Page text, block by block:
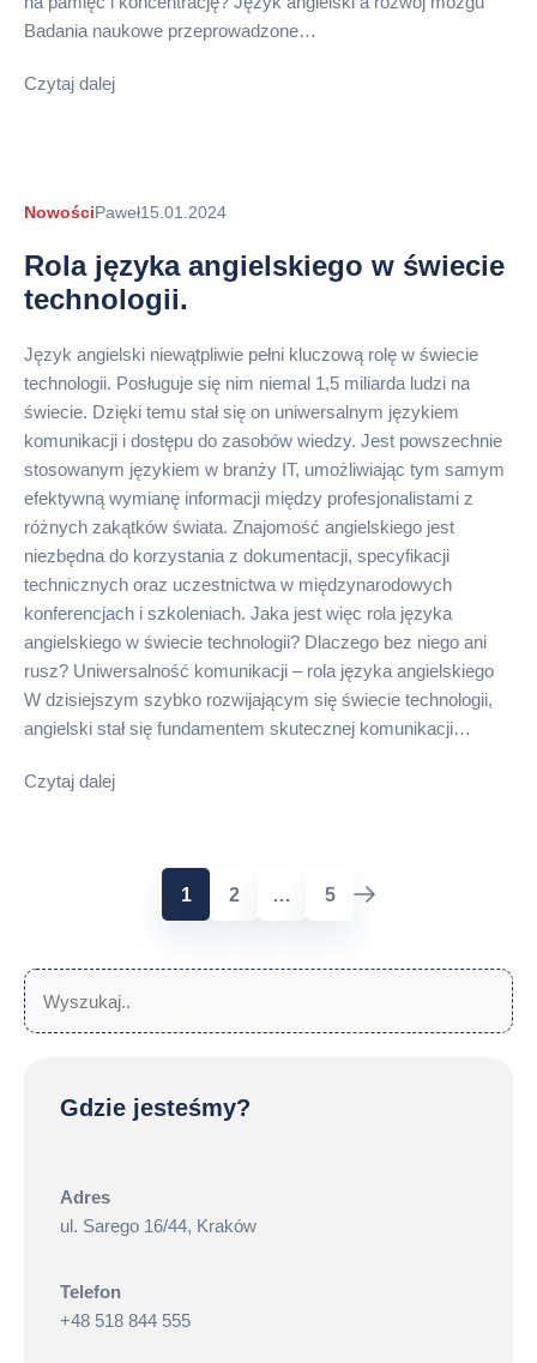
Badania naukowe przeprowadzone…
Czytaj dalej
NowościAutor
Paweł15.01.2024
Rola języka angielskiego w świecie
technologii.
Język angielski niewątpliwie pełni kluczową rolę w świecie
technologii. Posługuje się nim niemal 1,5 miliarda ludzi na
świecie. Dzięki temu stał się on uniwersalnym językiem
komunikacji i dostępu do zasobów wiedzy. Jest powszechnie
stosowanym językiem w branży IT, umożliwiając tym samym
efektywną wymianę informacji między profesjonalistami z
różnych zakątków świata. Znajomość angielskiego jest
niezbędna do korzystania z dokumentacji, specyfikacji
technicznych oraz uczestnictwa w międzynarodowych
konferencjach i szkoleniach. Jaka jest więc rola języka
angielskiego w świecie technologii? Dlaczego bez niego ani
rusz? Uniwersalność komunikacji – rola języka angielskiego
W dzisiejszym szybko rozwijającym się świecie technologii,
angielski stał się fundamentem skutecznej komunikacji…
Czytaj dalej
STRONICOWANIE
1 2 … 5
Szukaj:
Gdzie jesteśmy?
Adres
ul. Sarego 16/44, Kraków
Telefon
+48 518 844 555